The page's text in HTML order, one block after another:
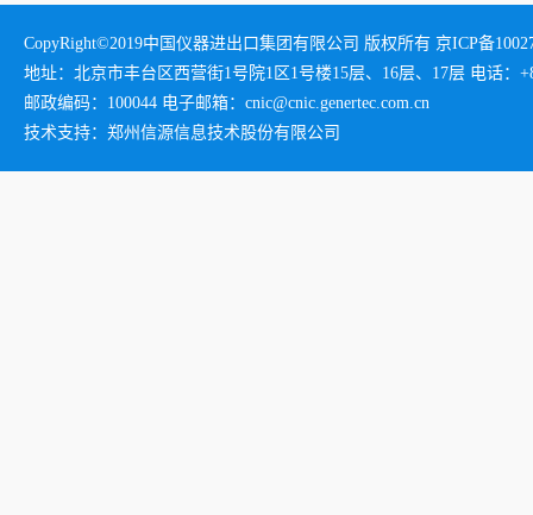
CopyRight©2019中国仪器进出口集团有限公司 版权所有 京ICP备
地址：北京市丰台区西营街1号院1区1号楼15层、16层、17层 电话：
邮政编码：100044 电子邮箱：cnic@cnic.genertec.com.cn
技术支持：郑州信源信息技术股份有限公司